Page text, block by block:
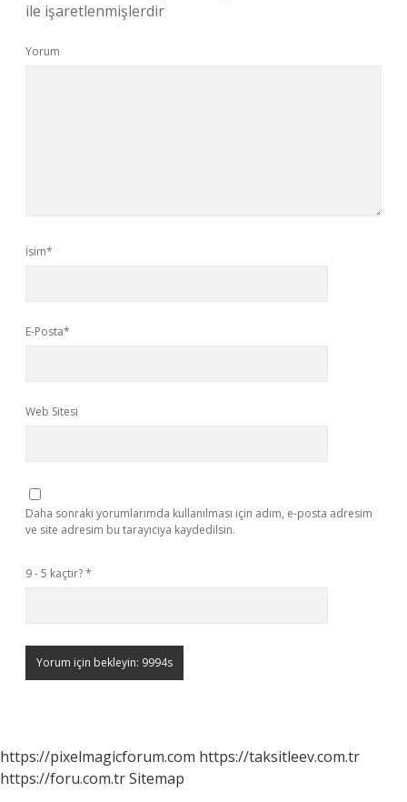
ile işaretlenmişlerdir
Yorum
İsim*
E-Posta*
Web Sitesi
Daha sonraki yorumlarımda kullanılması için adım, e-posta adresim
ve site adresim bu tarayıcıya kaydedilsin.
9 - 5 kaçtır?*
https://pixelmagicforum.com https://taksitleev.com.tr
https://foru.com.trSitemap